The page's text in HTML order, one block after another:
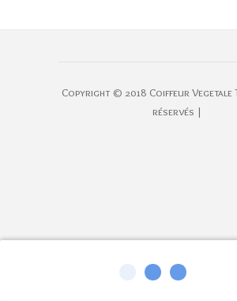
Copyright © 2018 Coiffeur
réservés |